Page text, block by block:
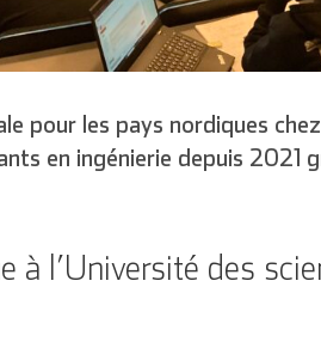
pour les pays nordiques
en ingénierie depuis 2021
à l’Université des